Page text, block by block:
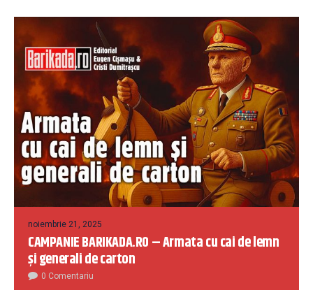
noiembrie 21, 2025
CAMPANIE BARIKADA.RO – Armata cu cai de lemn
și generali de carton
0 Comentariu